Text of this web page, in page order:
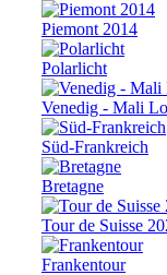
Piemont 2014
Polarlicht
Venedig - Mali
Süd-Frankreich
Bretagne
Tour de Suisse
Frankentour